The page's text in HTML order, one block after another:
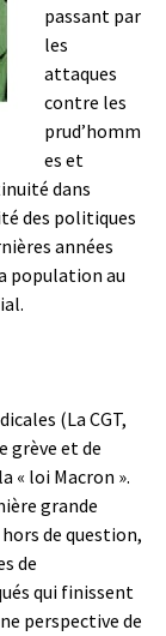
passant par
les
attaques
contre les
prud’homm
es et
dans
des politiques
années
population au
(La CGT,
grève et de
loi Macron ».
grande
de question,
de
qui finissent
perspective de